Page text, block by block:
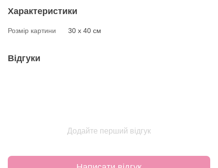
Характеристики
Розмір картини 30 х 40 см
Відгуки
Додайте перший відгук